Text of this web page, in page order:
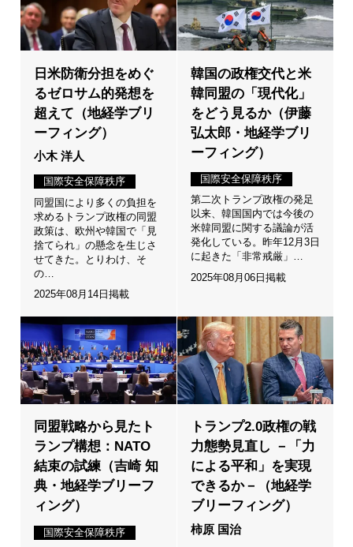
日米防衛分担をめぐ
るゼロサム的発想を
超えて（地経学ブリ
ーフィング）
小木 洋人
国際安全保障秩序
同盟国により多くの負担を
求めるトランプ政権の同盟
政策は、欧州や韓国で「見
捨てられ」の懸念を生じさ
せてきた。とりわけ、そ
の…
2025年08月14日掲載
韓国の政権交代と米
韓同盟の「現代化」
をどう見るか（伊藤
弘太郎・地経学ブリ
ーフィング）
国際安全保障秩序
第二次トランプ政権の発足
以来、韓国国内では今後の
米韓同盟に関する議論が活
発化している。昨年12月3日
に起きた「非常戒厳」…
2025年08月06日掲載
同盟戦略から見たト
ランプ構想：NATO
結束の試練（吉崎 知
典・地経学ブリーフ
ィング）
国際安全保障秩序
トランプ2.0政権の戦
力態勢見直し －「力
による平和」を実現
できるか－（地経学
ブリーフィング）
柿原 国治